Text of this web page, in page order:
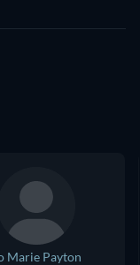
Marie Payton